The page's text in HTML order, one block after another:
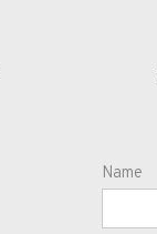
Name